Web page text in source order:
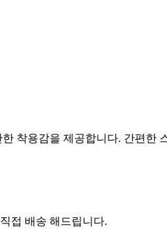
착용감을 제공합니다. 간편한
접 배송 해드립니다.